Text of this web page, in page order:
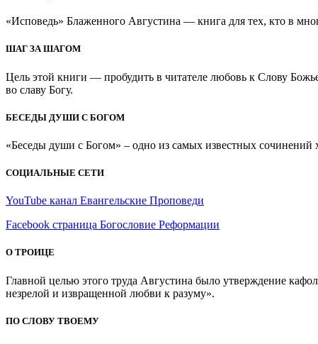
«Исповедь» Блаженного Августина — книга для тех, кто в
ШАГ ЗА ШАГОМ
Цель этой книги — пробудить в читателе любовь к Слову
во славу Богу.
БЕСЕДЫ ДУШИ С БОГОМ
«Беседы души с Богом» – одно из самых известных сочинений
СОЦИАЛЬНЫЕ СЕТИ
YouTube канал Евангельские Проповеди
Facebook страница Богословие Реформации
О ТРОИЦЕ
Главной целью этого труда Августина было утверждение
незрелой и извращенной любви к разуму».
ПО СЛОВУ ТВОЕМУ